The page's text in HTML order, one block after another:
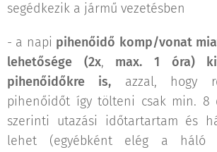
segédkezik a jármű vezetésben
- a napi pihenőidő komp/vonat
lehetősége (2x, max. 1 óra)
pihenőidőkre is, azzal, hogy
pihenőidőt így tölteni csak min. 8
szerinti utazási időtartartam és
lehet (egyébként elég a háló­